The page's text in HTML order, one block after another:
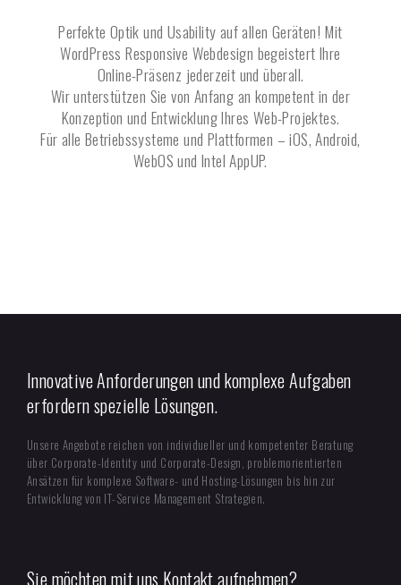
Perfekte Optik und Usability auf allen Geräten! Mit
WordPress Responsive Webdesign begeistert Ihre
Online-Präsenz jederzeit und überall.
Wir unterstützen Sie von Anfang an kompetent in der
Konzeption und Entwicklung Ihres Web-Projektes.
Für alle Betriebssysteme und Plattformen – iOS, Android,
WebOS und Intel AppUP.
Innovative Anforderungen und komplexe Aufgaben
erfordern spezielle Lösungen.
Unsere Angebote reichen von individueller und kompetenter Beratung
über Corporate-Identity und Corporate-Design, problemorientierten
Ansätzen für komplexe Software- und Hosting-Lösungen bis hin zur
Entwicklung von IT-Service Management Strategien.
Sie möchten mit uns Kontakt aufnehmen?